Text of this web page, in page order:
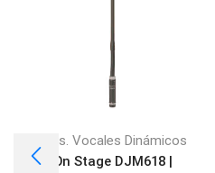
Mics. Vocales Dinámicos
On Stage DJM618 |